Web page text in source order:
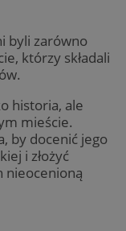
byli zarówno
którzy składali
historia, ale
mieście.
by docenić jego
i złożyć
nieocenioną